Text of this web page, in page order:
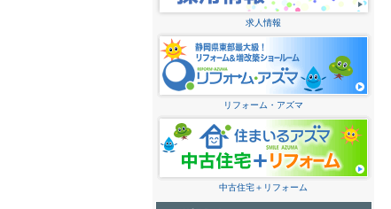
求人情報
リフォーム・アズマ
中古住宅＋リフォーム